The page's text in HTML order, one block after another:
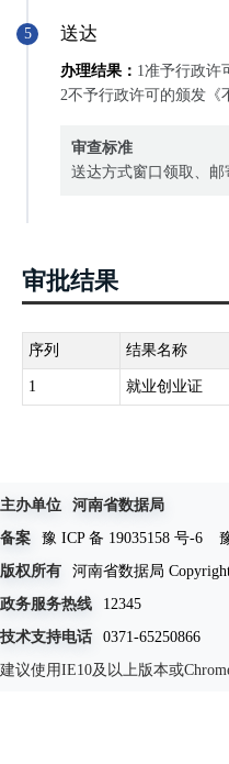
5 送达
办理结果： 1准予行政许
2不予行政许可的颁发《
审查标准
送达方式窗口领取、邮
审批结果
序列 结果名称
1 就业创业证
主办单位
河南省数据局
备案
豫 ICP 备 19035158 号-6
版权所有
河南省数据局
政务服务热线
12345
技术支持电话
0371-65250866
建议使用IE10及以上版本或